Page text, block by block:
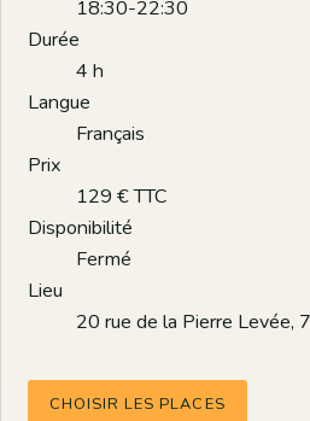
18:30-22:30
Durée
4 h
Langue
Français
Prix
129 € TTC
Disponibilité
Fermé
Lieu
20 rue de la Pierre Levée,
CHOISIR LES PLACES